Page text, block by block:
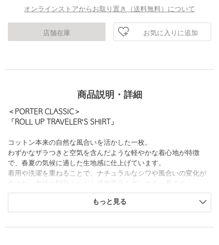
オンラインストアからお取り置き（送料無料）について
店舗在庫 お気に入りに追加
商品説明・詳細
＜PORTER CLASSIC＞
「ROLL UP TRAVELER'S SHIRT」
コットン本来の自然な風合いを活かした一枚。
わずかなザラつきと空気を含んだような軽やかな着心地が特徴
で、春夏の気候に適した生地感に仕上げています。
着用や洗濯を重ねることで、ナチュラルなシワや風合いの変化が
シルエットは肩の力が抜けたリラックス感のあるバランスに、計
算されたやや短めの着丈を組み合わせ、全体をすっきりとまとめ
ワイドな身幅とゆとりのあるアームホールにより、快適な着用感
もっと見る